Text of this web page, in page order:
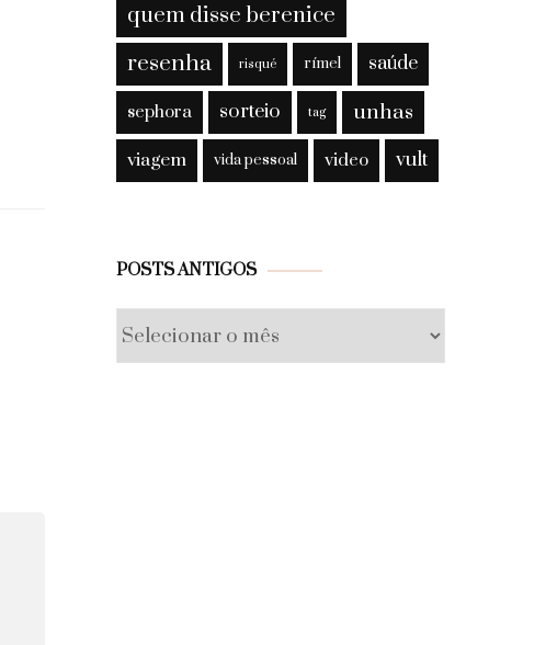
quem disse berenice
resenha risqué rímel saúde
sephora sorteio tag unhas
viagem vida pessoal video vult
POSTS ANTIGOS
Posts